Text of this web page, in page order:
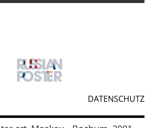
DATENSCHUTZ